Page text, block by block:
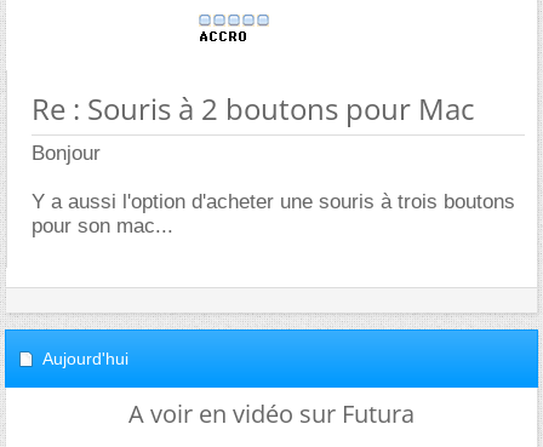
Re : Souris à 2 boutons pour Mac
Bonjour
Y a aussi l'option d'acheter une souris à trois boutons
pour son mac...
Aujourd'hui
A voir en vidéo sur Futura